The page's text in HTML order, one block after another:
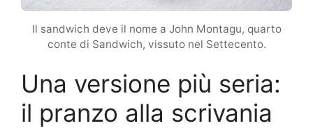
Il sandwich deve il nome a John Montagu, quarto
conte di Sandwich, vissuto nel Settecento.
Una versione più seria:
il pranzo alla scrivania